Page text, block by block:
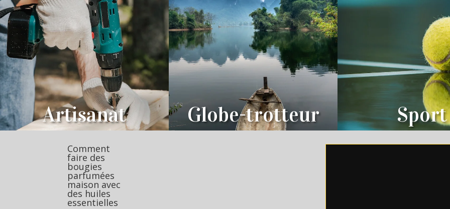
Artisanat Globe-trotteur Sport
Comment
faire des
bougies
parfumées
maison avec
des huiles
essentielles